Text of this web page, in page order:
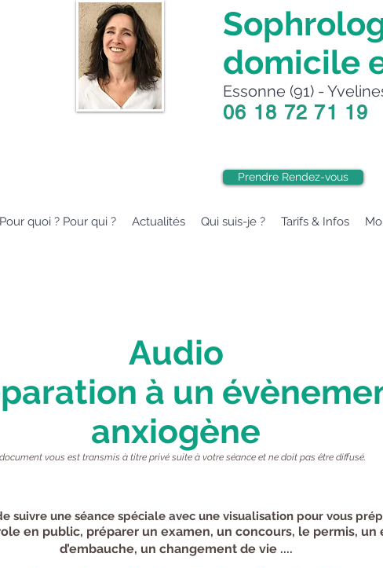
domicile
Essonne (91) -
06 18 72 71 19
Prendre Rendez-vous
Pour quoi ? Pour qui ? Actualités Qui suis-je ? Tarifs & Infos
Audio
à un
anxiogène
vous est transmis à titre privé suite à votre séance et ne doit pas être diffusé.
suivre une séance spéciale avec une visualisation pour vous
en public, préparer un examen, un concours, le permis, un
d’embauche, un changement de vie ....